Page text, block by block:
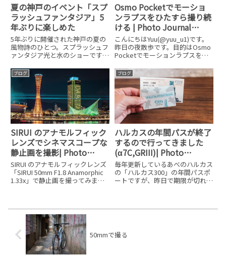
夏の神戸のイベント「スプ
ラッシュファンタジア」5
年ぶりに楽しめた
5年ぶりに開催された神戸の夏の
風物詩のひとつ。スプラッシュフ
ァンタジア光と水のショーです。
20時15分からのショーを見てき
ました。19時45分はモザイクの
デッキから。20時15分からは間
近で見てきました。最前
Osmo Pocketでモーショ
ンラプスをひたすら撮り続
ける | Photo Journal
vol.38
こんにちはYuu(@yuu_u1)です。
昨日の夜散歩です。目的はOsmo
Pocketでモーションラプスを撮
いい感じになっていたのでまずは
神戸市役所の24階の展望ロビー
へ。昨日の流れは神戸市役所→税
関前でモーシ
ブログ
SIRUI のアナモルフィック
レンズでシネマスコープな
静止画を撮影| Photo
Journal vol.174
SIRUI のアナモルフィックレンズ
「SIRUI 50mm F1.8 Anamorphic
1.33x」で静止画を撮ってみまし
でも動画同様に下のアナモ
ブログ
ハルカスの年間パスが終了
するので行ってきました
(α7C,GRIII)| Photo
Journal vol.197
毎年更新しているあべのハルカス
の「ハルカス300」の年間パスポ
ートですが、昨日で期限が切れる
て行ける日が減ってきていたの
50mmで撮る